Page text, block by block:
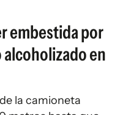
embestida por
en
la camioneta